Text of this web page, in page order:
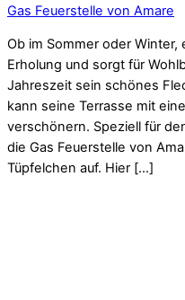
Gas Feuerstelle von Amare
Ob im Sommer oder
Erholung und sorgt für
Jahreszeit sein schönes
kann seine Terrasse mit
verschönern. Speziell für
die Gas Feuerstelle von
Tüpfelchen auf. Hier […]